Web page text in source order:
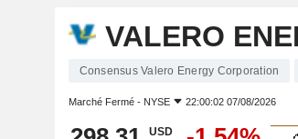
VALERO
Consensus Valero Energy Corporation
Marché Fermé - NYSE 22:00:02 07/08/2026
USD